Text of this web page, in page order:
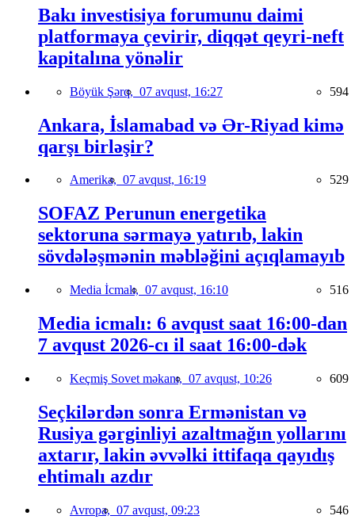
Bakı investisiya forumunu daimi
platformaya çevirir, diqqət qeyri-neft
kapitalına yönəlir
Böyük Şərq, 07 avqust, 16:27 594
Ankara, İslamabad və Ər-Riyad kimə
qarşı birləşir?
Amerika, 07 avqust, 16:19 529
SOFAZ Perunun energetika
sektoruna sərmayə yatırıb, lakin
sövdələşmənin məbləğini açıqlamayıb
Media İcmalı, 07 avqust, 16:10 516
Media icmalı: 6 avqust saat 16:00-dan
7 avqust 2026-cı il saat 16:00-dək
Keçmiş Sovet məkanı, 07 avqust, 10:26 609
Seçkilərdən sonra Ermənistan və
Rusiya gərginliyi azaltmağın yollarını
axtarır, lakin əvvəlki ittifaqa qayıdış
ehtimalı azdır
Avropa, 07 avqust, 09:23 546